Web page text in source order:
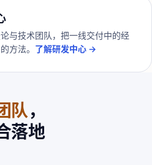
与技术团队，把一线交付中的经
方法。 了解研发中心 →
队 ，
落地